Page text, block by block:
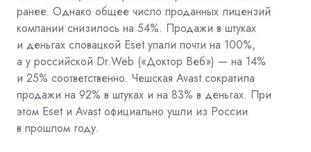
ранее. Однако общее число проданных лицензий
компании снизилось на 54%. Продажи в штуках
и деньгах словацкой Eset упали почти на 100%,
а у российской Dr.Web («Доктор Веб») — на 14%
и 25% соответственно. Чешская Avast сократила
продажи на 92% в штуках и на 83% в деньгах. При
этом Eset и Avast официально ушли из России
в прошлом году.